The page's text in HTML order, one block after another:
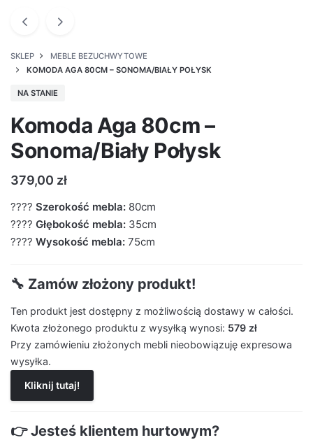
SKLEP
MEBLE BEZUCHWYTOWE
KOMODA AGA 80CM – SONOMA/BIAŁY POŁYSK
NA STANIE
Komoda Aga 80cm –
Sonoma/Biały Połysk
379,00 zł
???? Szerokość mebla: 80cm
???? Głębokość mebla: 35cm
???? Wysokość mebla: 75cm
🔧 Zamów złożony produkt!
Ten produkt jest dostępny z możliwością dostawy w całości.
Kwota złożonego produktu z wysyłką wynosi: 579 zł
Przy zamówieniu złożonych mebli nieobowiązuję expresowa
wysyłka.
Kliknij tutaj!
👉 Jesteś klientem hurtowym?